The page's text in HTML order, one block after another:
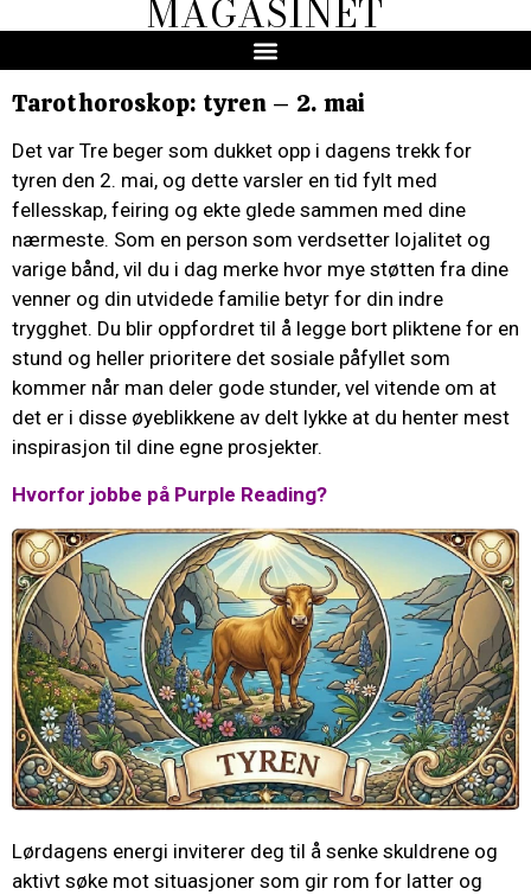
MAGASINET
Tarothoroskop: tyren – 2. mai
Det var Tre beger som dukket opp i dagens trekk for
tyren den 2. mai, og dette varsler en tid fylt med
fellesskap, feiring og ekte glede sammen med dine
nærmeste. Som en person som verdsetter lojalitet og
varige bånd, vil du i dag merke hvor mye støtten fra dine
venner og din utvidede familie betyr for din indre
trygghet. Du blir oppfordret til å legge bort pliktene for en
stund og heller prioritere det sosiale påfyllet som
kommer når man deler gode stunder, vel vitende om at
det er i disse øyeblikkene av delt lykke at du henter mest
inspirasjon til dine egne prosjekter.
Hvorfor jobbe på Purple Reading?
Lørdagens energi inviterer deg til å senke skuldrene og
aktivt søke mot situasjoner som gir rom for latter og